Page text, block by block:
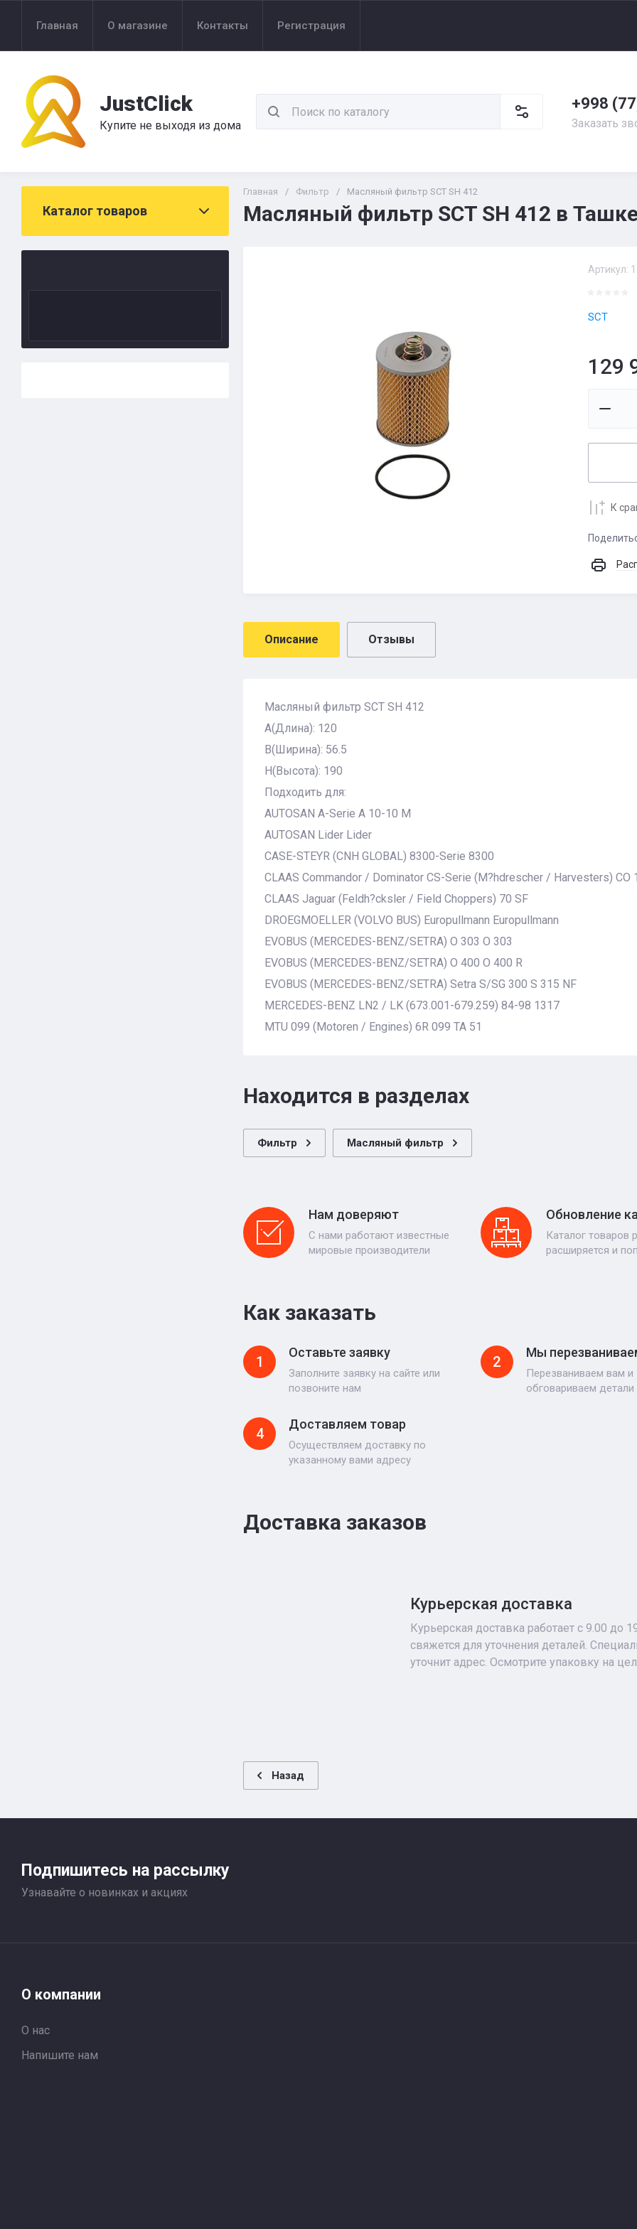
Главная О магазине Контакты Регистрация
JustClick
Купите не выходя из дома
+998
Заказать
Каталог товаров
Главная / Фильтр / Масляный фильтр SCT SH 412
Масляный фильтр SCT SH 412 в
Артикул:
SCT
129
К
Описание Отзывы
Масляный фильтр SCT SH 412
A(Длина): 120
B(Ширина): 56.5
H(Высота): 190
Подходить для:
AUTOSAN A-Serie A 10-10 M
AUTOSAN Lider Lider
CASE-STEYR (CNH GLOBAL) 8300-Serie 8300
CLAAS Commandor / Dominator CS-Serie (M?hdrescher / Harvesters) CO
CLAAS Jaguar (Feldh?cksler / Field Choppers) 70 SF
DROEGMOELLER (VOLVO BUS) Europullmann Europullmann
EVOBUS (MERCEDES-BENZ/SETRA) O 303 O 303
EVOBUS (MERCEDES-BENZ/SETRA) O 400 O 400 R
EVOBUS (MERCEDES-BENZ/SETRA) Setra S/SG 300 S 315 NF
MERCEDES-BENZ LN2 / LK (673.001-679.259) 84-98 1317
MTU 099 (Motoren / Engines) 6R 099 TA 51
Находится в разделах
Фильтр Масляный фильтр
Нам доверяют
С нами работают известные
мировые производители
Обновление
Каталог товаров
расширяется и
Как заказать
1
Оставьте заявку
Заполните заявку на сайте или
позвоните нам
2
Мы
Перезваниваем вам и
обговариваем детали
4
Доставляем товар
Осуществляем доставку по
указанному вами адресу
Доставка заказов
Курьерская доставка
Курьерская доставка работает с 9.00 до
свяжется для уточнения деталей.
уточнит адрес. Осмотрите упаковку на
Назад
Подпишитесь на рассылку
Узнавайте о новинках и акциях
О компании
О нас
Напишите нам